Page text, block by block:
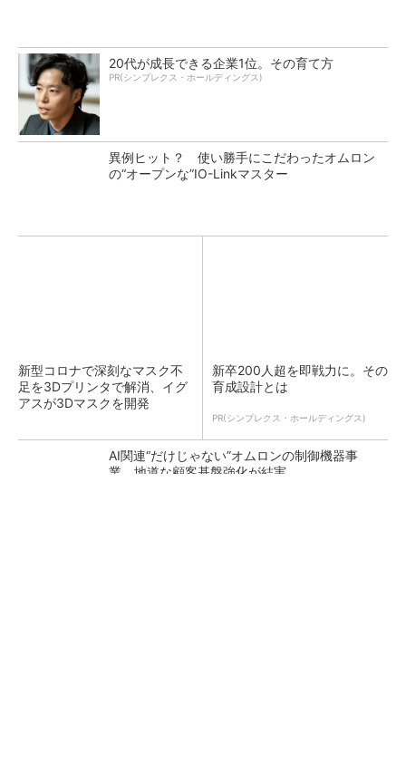
20代が成長できる企業1位。その育て方
PR(シンプレクス・ホールディングス)
異例ヒット？ 使い勝手にこだわったオムロン
の“オープンな”IO-Linkマスター
新型コロナで深刻なマスク不
足を3Dプリンタで解消、イグ
アスが3Dマスクを開発
新卒200人超を即戦力に。その
育成設計とは
PR(シンプレクス・ホールディングス)
AI関連“だけじゃない”オムロンの制御機器事
業、地道な顧客基盤強化が結実